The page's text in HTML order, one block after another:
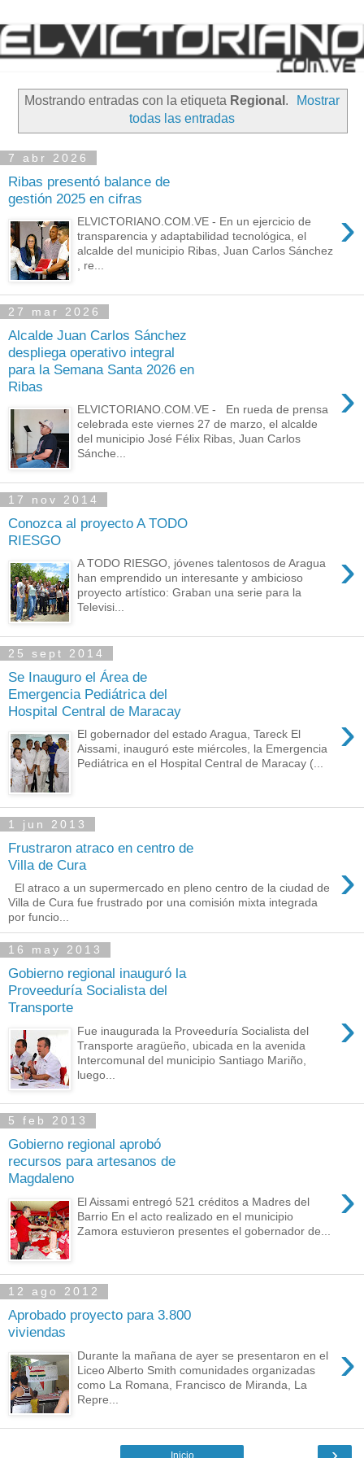
Mostrando entradas con la etiqueta Regional .
Mostrar
todas las entradas
7 abr 2026
Ribas presentó balance de
gestión 2025 en cifras
›
ELVICTORIANO.COM.VE - En un ejercicio de
transparencia y adaptabilidad tecnológica, el
alcalde del municipio Ribas, Juan Carlos Sánchez
, re...
27 mar 2026
Alcalde Juan Carlos Sánchez
despliega operativo integral
para la Semana Santa 2026 en
Ribas
›
ELVICTORIANO.COM.VE - En rueda de prensa
celebrada este viernes 27 de marzo, el alcalde
del municipio José Félix Ribas, Juan Carlos
Sánche...
17 nov 2014
Conozca al proyecto A TODO
RIESGO
›
A TODO RIESGO, jóvenes talentosos de Aragua
han emprendido un interesante y ambicioso
proyecto artístico: Graban una serie para la
Televisi...
25 sept 2014
Se Inauguro el Área de
Emergencia Pediátrica del
Hospital Central de Maracay
›
El gobernador del estado Aragua, Tareck El
Aissami, inauguró este miércoles, la Emergencia
Pediátrica en el Hospital Central de Maracay (...
1 jun 2013
Frustraron atraco en centro de
Villa de Cura
›
El atraco a un supermercado en pleno centro de la ciudad de
Villa de Cura fue frustrado por una comisión mixta integrada
por funcio...
16 may 2013
Gobierno regional inauguró la
Proveeduría Socialista del
Transporte
›
Fue inaugurada la Proveeduría Socialista del
Transporte aragüeño, ubicada en la avenida
Intercomunal del municipio Santiago Mariño,
luego...
5 feb 2013
Gobierno regional aprobó
recursos para artesanos de
Magdaleno
›
El Aissami entregó 521 créditos a Madres del
Barrio En el acto realizado en el municipio
Zamora estuvieron presentes el gobernador de...
12 ago 2012
Aprobado proyecto para 3.800
viviendas
›
Durante la mañana de ayer se presentaron en el
Liceo Alberto Smith comunidades organizadas
como La Romana, Francisco de Miranda, La
Repre...